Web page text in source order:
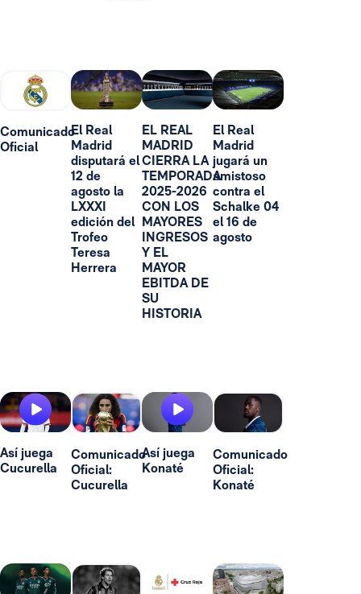
Comunicado
Oficial
El Real
Madrid
disputará el
12 de
agosto la
LXXXI
edición del
Trofeo
Teresa
Herrera
EL REAL
MADRID
CIERRA LA
TEMPORADA
2025-2026
CON LOS
MAYORES
INGRESOS
Y EL
MAYOR
EBITDA DE
SU
HISTORIA
El Real
Madrid
jugará un
amistoso
contra el
Schalke 04
el 16 de
agosto
Así juega
Cucurella
Comunicado
Oficial:
Cucurella
Así juega
Konaté
Comunicado
Oficial:
Konaté